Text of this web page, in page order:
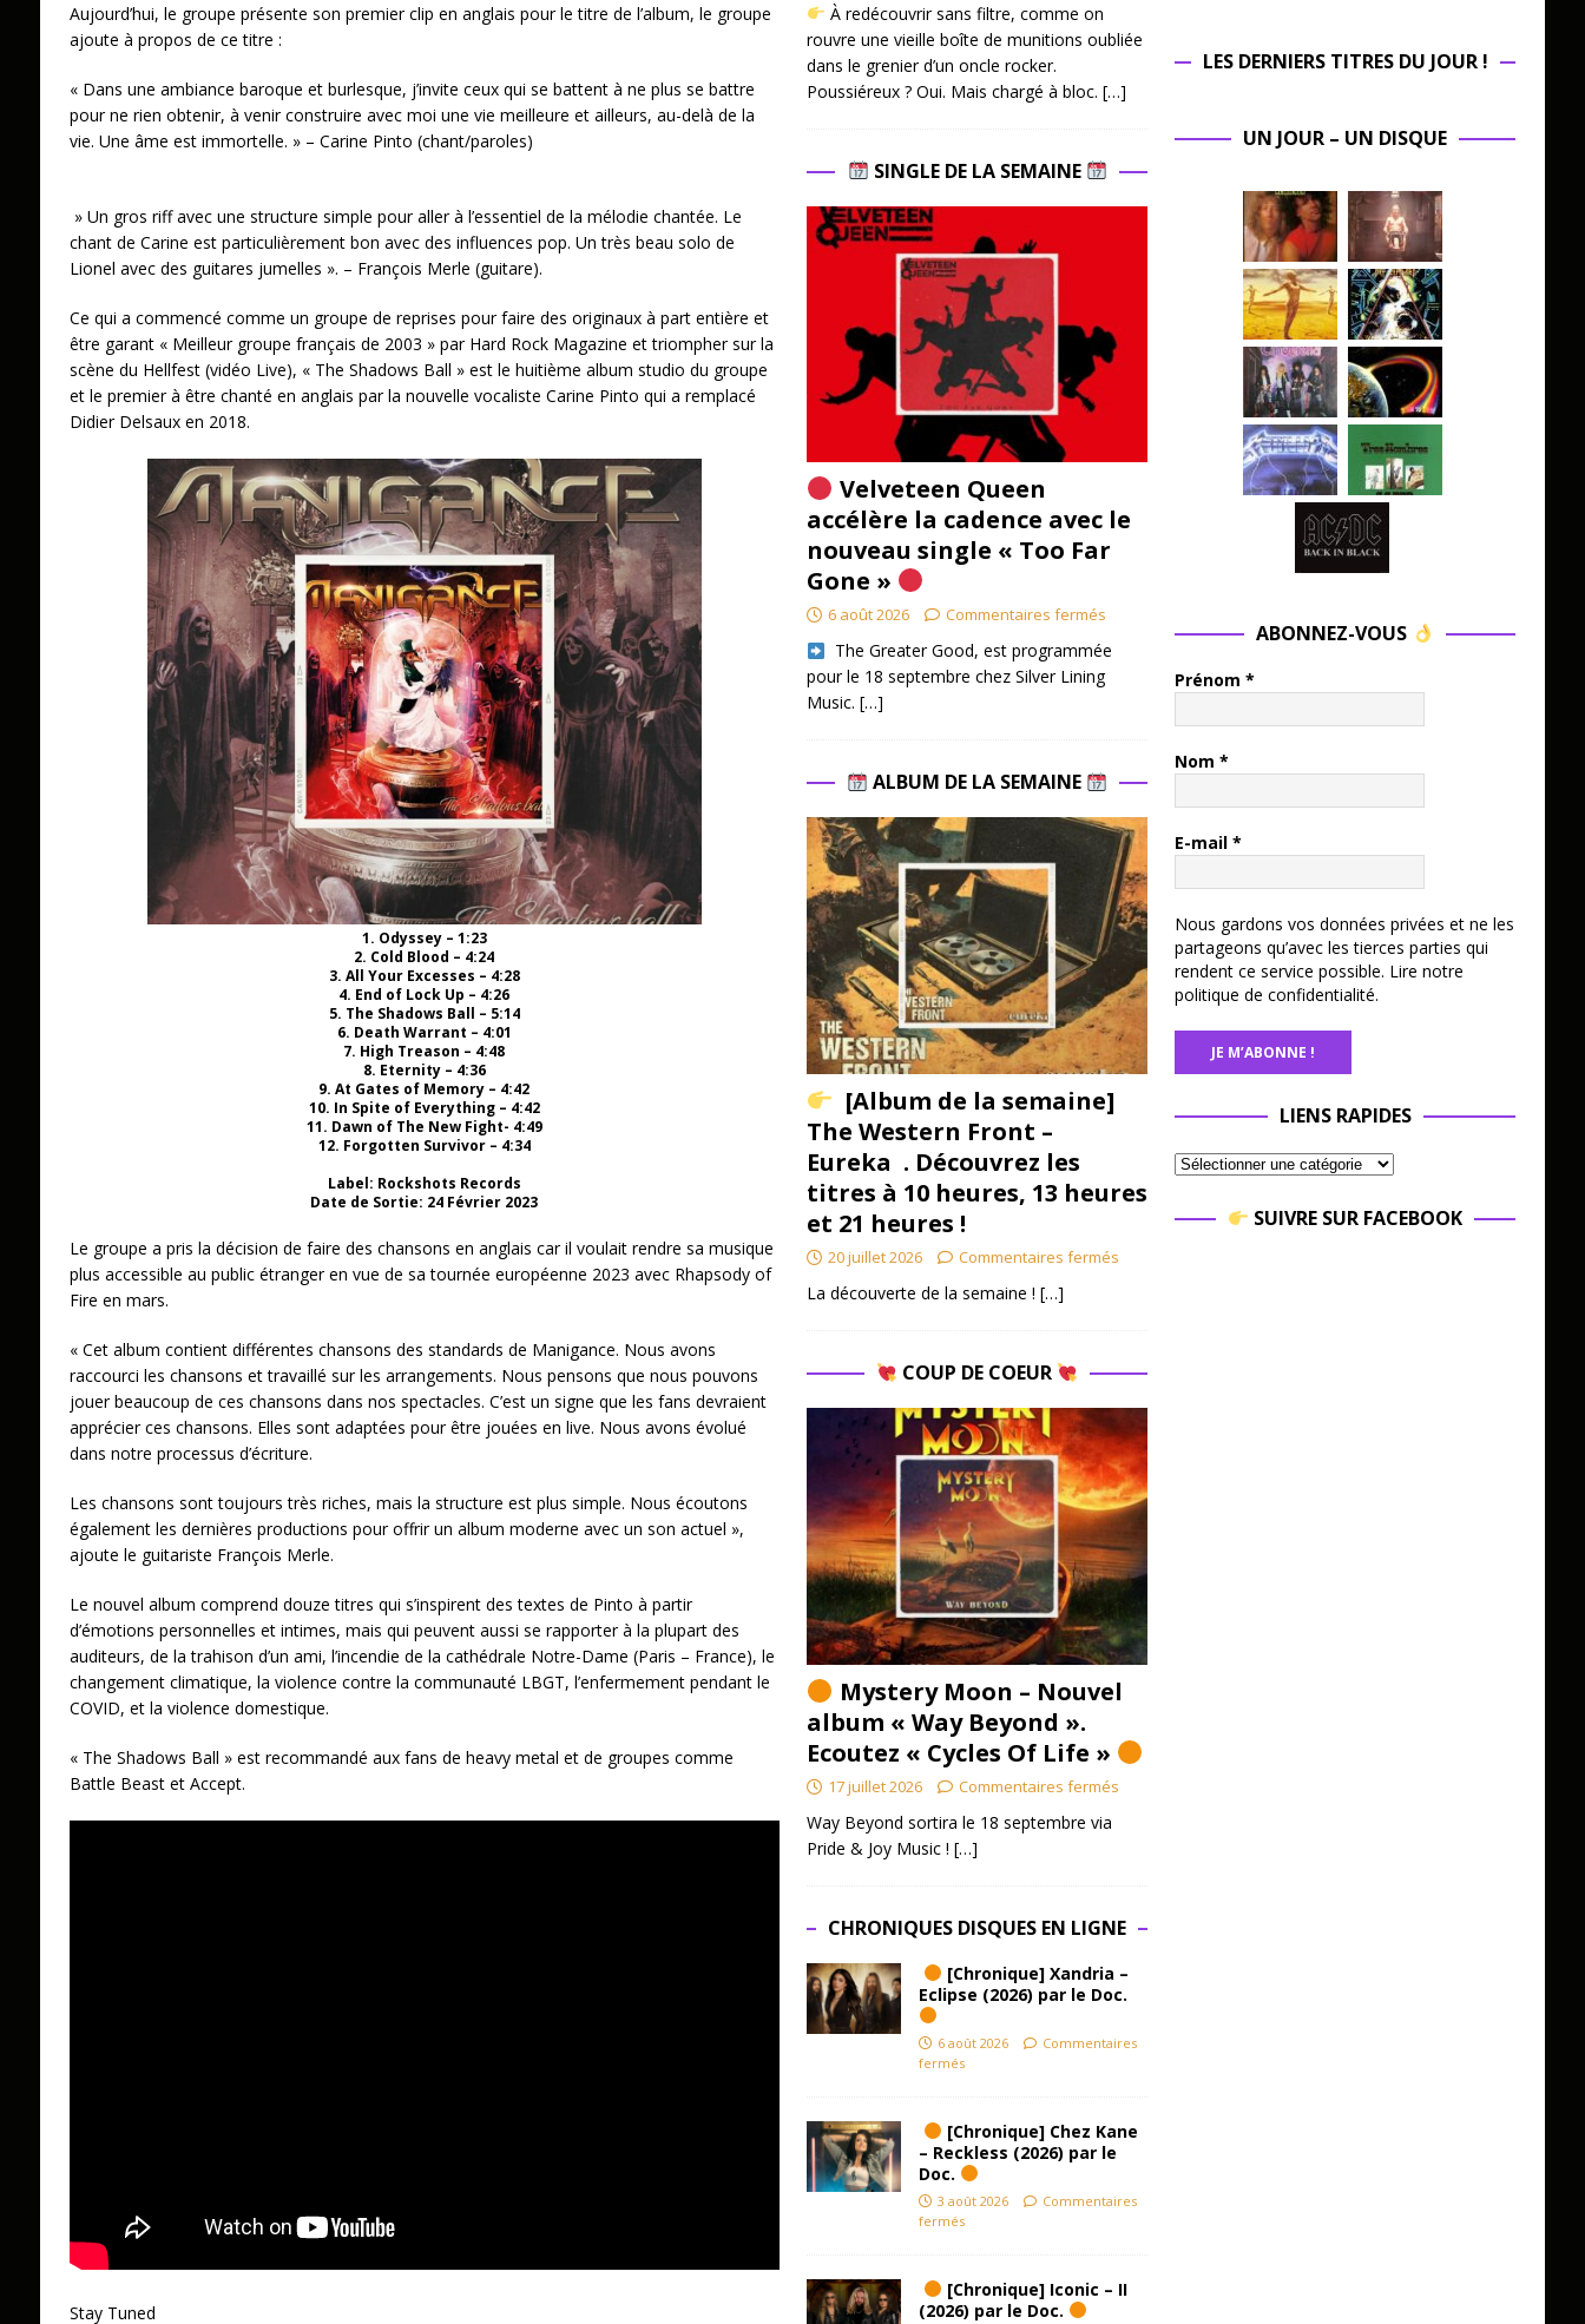
Aujourd’hui, le groupe présente son premier clip en anglais pour le titre de l’album, le groupe
ajoute à propos de ce titre :
« Dans une ambiance baroque et burlesque, j’invite ceux qui se battent à ne plus se battre
pour ne rien obtenir, à venir construire avec moi une vie meilleure et ailleurs, au-delà de la
vie. Une âme est immortelle. » – Carine Pinto (chant/paroles)
» Un gros riff avec une structure simple pour aller à l’essentiel de la mélodie chantée. Le
chant de Carine est particulièrement bon avec des influences pop. Un très beau solo de
Lionel avec des guitares jumelles ». – François Merle (guitare).
Ce qui a commencé comme un groupe de reprises pour faire des originaux à part entière et
être garant « Meilleur groupe français de 2003 » par Hard Rock Magazine et triompher sur la
scène du Hellfest (vidéo Live), « The Shadows Ball » est le huitième album studio du groupe
et le premier à être chanté en anglais par la nouvelle vocaliste Carine Pinto qui a remplacé
Didier Delsaux en 2018.
1. Odyssey – 1:23
2. Cold Blood – 4:24
3. All Your Excesses – 4:28
4. End of Lock Up – 4:26
5. The Shadows Ball – 5:14
6. Death Warrant – 4:01
7. High Treason – 4:48
8. Eternity – 4:36
9. At Gates of Memory – 4:42
10. In Spite of Everything – 4:42
11. Dawn of The New Fight- 4:49
12. Forgotten Survivor – 4:34
Label: Rockshots Records
Date de Sortie: 24 Février 2023
Le groupe a pris la décision de faire des chansons en anglais car il voulait rendre sa musique
plus accessible au public étranger en vue de sa tournée européenne 2023 avec Rhapsody of
Fire en mars.
« Cet album contient différentes chansons des standards de Manigance. Nous avons
raccourci les chansons et travaillé sur les arrangements. Nous pensons que nous pouvons
jouer beaucoup de ces chansons dans nos spectacles. C’est un signe que les fans devraient
apprécier ces chansons. Elles sont adaptées pour être jouées en live. Nous avons évolué
dans notre processus d’écriture.
Les chansons sont toujours très riches, mais la structure est plus simple. Nous écoutons
également les dernières productions pour offrir un album moderne avec un son actuel »,
ajoute le guitariste François Merle.
Le nouvel album comprend douze titres qui s’inspirent des textes de Pinto à partir
d’émotions personnelles et intimes, mais qui peuvent aussi se rapporter à la plupart des
auditeurs, de la trahison d’un ami, l’incendie de la cathédrale Notre-Dame (Paris – France), le
changement climatique, la violence contre la communauté LBGT, l’enfermement pendant le
COVID, et la violence domestique.
« The Shadows Ball » est recommandé aux fans de heavy metal et de groupes comme
Battle Beast et Accept.
Stay Tuned
À redécouvrir sans filtre, comme on
rouvre une vieille boîte de munitions oubliée
dans le grenier d’un oncle rocker.
Poussiéreux ? Oui. Mais chargé à bloc. […]
SINGLE DE LA SEMAINE
Velveteen Queen
accélère la cadence avec le
nouveau single « Too Far
Gone »
6 août 2026 Commentaires fermés
​ The Greater Good, est programmée
pour le 18 septembre chez Silver Lining
Music. […]
ALBUM DE LA SEMAINE
[Album de la semaine]
The Western Front –
Eureka . Découvrez les
titres à 10 heures, 13 heures
et 21 heures !
20 juillet 2026 Commentaires fermés
La découverte de la semaine ! […]
COUP DE COEUR
Mystery Moon – Nouvel
album « Way Beyond ».
Ecoutez « Cycles Of Life »
17 juillet 2026 Commentaires fermés
Way Beyond sortira le 18 septembre via
Pride & Joy Music ! […]
CHRONIQUES DISQUES EN LIGNE
[Chronique] Xandria –
Eclipse (2026) par le Doc.
6 août 2026
Commentaires
fermés
[Chronique] Chez Kane
– Reckless (2026) par le
Doc.
3 août 2026
Commentaires
fermés
[Chronique] Iconic – II
(2026) par le Doc.
LES DERNIERS TITRES DU JOUR !
UN JOUR – UN DISQUE
ABONNEZ-VOUS
Prénom *
Nom *
E-mail *
Nous gardons vos données privées et ne les
partageons qu’avec les tierces parties qui
rendent ce service possible. Lire notre
politique de confidentialité.
LIENS RAPIDES
SUIVRE SUR FACEBOOK